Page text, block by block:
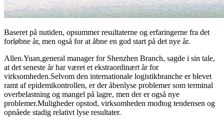
Baseret på nutiden, opsummer resultaterne og erfaringerne fra det
forløbne år, men også for at åbne en god start på det nye år.
Allen.Yuan,general manager for Shenzhen Branch, sagde i sin tale,
at det seneste år har været et ekstraordinært år for
virksomheden.Selvom den internationale logistikbranche er blevet
ramt af epidemikontrollen, er der åbenlyse problemer som terminal
overbelastning og mangel på lagre, men der er også nye
problemer.Muligheder opstod, virksomheden modtog tendensen og
opnåede stadig relativt lyse resultater.